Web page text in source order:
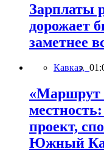
Зарплаты
дорожает
заметнее
Кавказ,
«Маршрут
проект,
Южный